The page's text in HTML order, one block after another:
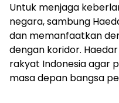
Untuk menjaga
negara, sambung
dan memanfaatkan
dengan koridor.
rakyat Indonesia agar
masa depan bangsa